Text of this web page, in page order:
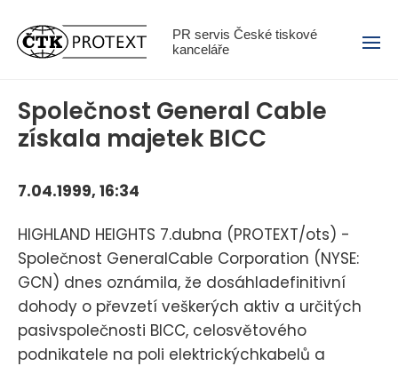
PR servis České tiskové
kanceláře
Menu
Společnost General Cable
získala majetek BICC
7.04.1999, 16:34
HIGHLAND HEIGHTS 7.dubna (PROTEXT/ots) -
Společnost GeneralCable Corporation (NYSE:
GCN) dnes oznámila, že dosáhladefinitivní
dohody o převzetí veškerých aktiv a určitých
pasivspolečnosti BICC, celosvětového
podnikatele na poli elektrickýchkabelů a